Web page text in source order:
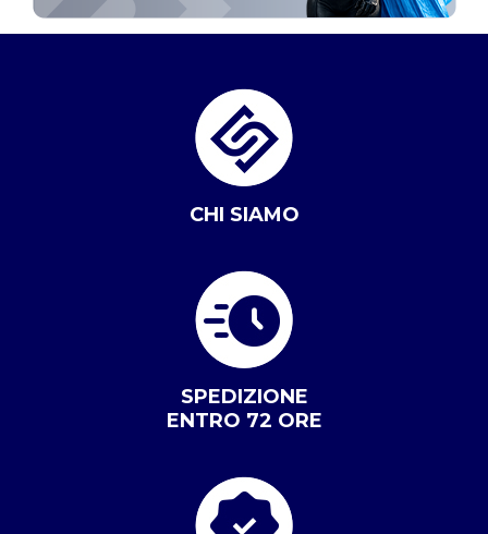
CHI SIAMO
SPEDIZIONE
ENTRO 72 ORE